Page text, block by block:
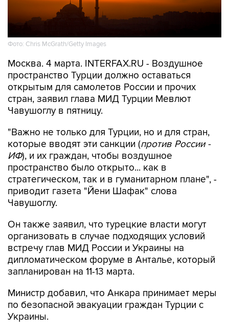
Фото: Chris McGrath/Getty Images
Москва. 4 марта. INTERFAX.RU - Воздушное
пространство Турции должно оставаться
открытым для самолетов России и прочих
стран, заявил глава МИД Турции Мевлют
Чавушоглу в пятницу.
"Важно не только для Турции, но и для стран,
которые вводят эти санкции (против России -
ИФ), и их граждан, чтобы воздушное
пространство было открыто... как в
стратегическом, так и в гуманитарном плане", -
приводит газета "Йени Шафак" слова
Чавушоглу.
Он также заявил, что турецкие власти могут
организовать в случае подходящих условий
встречу глав МИД России и Украины на
дипломатическом форуме в Анталье, который
запланирован на 11-13 марта.
Министр добавил, что Анкара принимает меры
по безопасной эвакуации граждан Турции с
Украины.